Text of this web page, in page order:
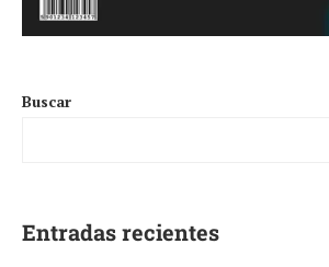
Buscar
Entradas recientes